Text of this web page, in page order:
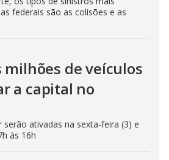
federais são as colisões e as
milhões de veículos
a capital no
serão ativadas na sexta-feira (3) e
às 16h